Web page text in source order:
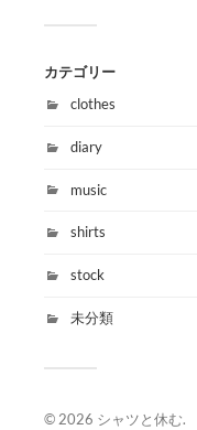
カテゴリー
clothes
diary
music
shirts
stock
未分類
© 2026 シャツと休む.